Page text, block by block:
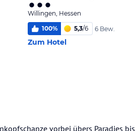
Willingen, Hessen
100% 5,3/6 6 Bew.
Zum Hotel
vorbei übers Paradies